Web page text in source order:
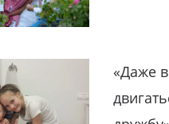
«Даже